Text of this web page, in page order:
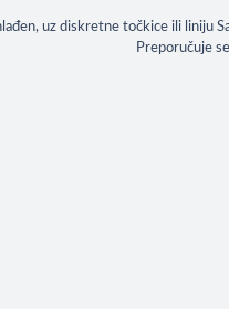
uz diskretne točkice ili liniju
Preporučuje